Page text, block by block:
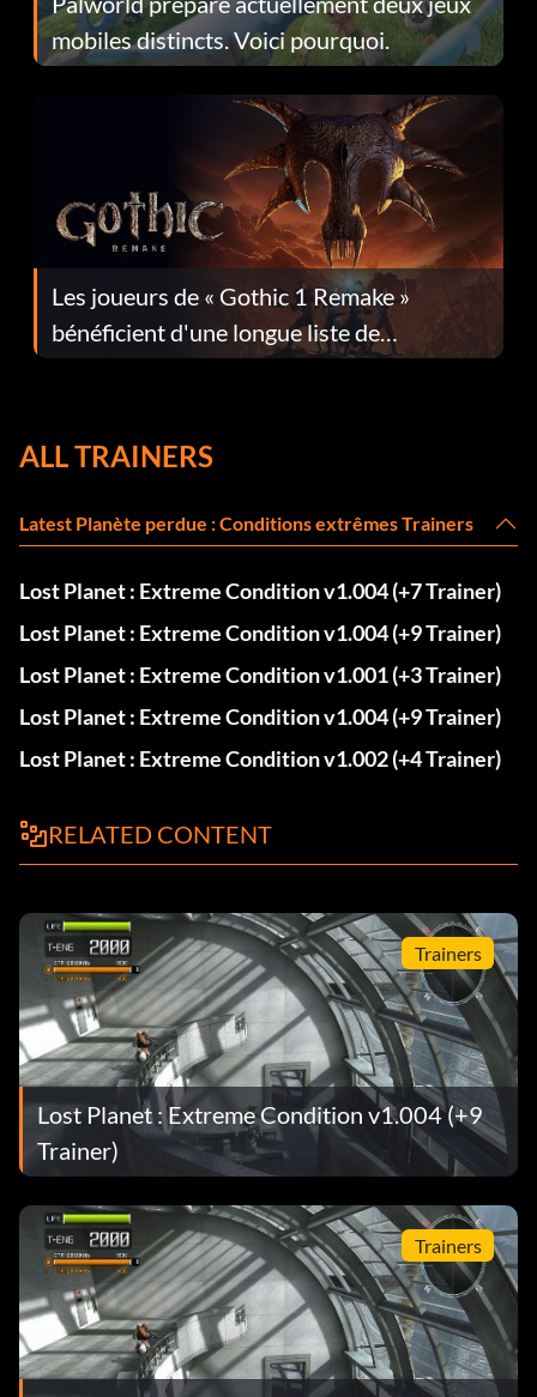
mobiles distincts. Voici pourquoi.
Les joueurs de « Gothic 1 Remake »
bénéficient d'une longue liste de
corrections dans la mise à jour 1.0.4
ALL TRAINERS
Latest Planète perdue : Conditions extrêmes Trainers
Lost Planet : Extreme Condition v1.004 (+7 Trainer)
Lost Planet : Extreme Condition v1.004 (+9 Trainer)
Lost Planet : Extreme Condition v1.001 (+3 Trainer)
Lost Planet : Extreme Condition v1.004 (+9 Trainer)
Lost Planet : Extreme Condition v1.002 (+4 Trainer)
RELATED CONTENT
Trainers
Lost Planet : Extreme Condition v1.004 (+9
Trainer)
Trainers